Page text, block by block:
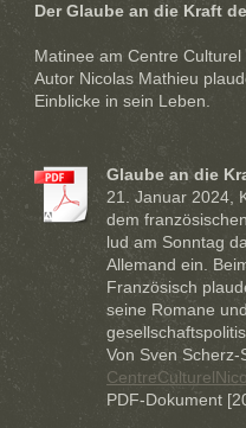
Der Glaube an die Kraft
Matinee am Centre
Autor Nicolas Mathieu
Einblicke in sein Leben.
Glaube an die
21. Januar 2024,
dem
lud am Sonntag
Allemand ein.
Französisch
seine Romane
Von Sven Scherz-
PDF-Dokument